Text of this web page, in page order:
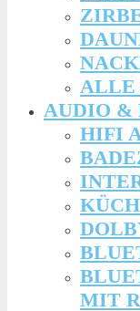
ALLE
AUDIO &
HIFI
MIT